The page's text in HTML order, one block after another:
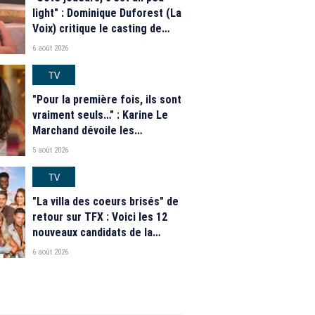
light" : Dominique Duforest (La
Voix) critique le casting de
"Secret Story" 2026
6 août 2026
TV
"Pour la première fois, ils sont
vraiment seuls…" : Karine Le
Marchand dévoile les
nouveautés des speed dating
2026
5 août 2026
TV
"La villa des coeurs brisés" de
retour sur TFX : Voici les 12
nouveaux candidats de la
saison 2026
6 août 2026